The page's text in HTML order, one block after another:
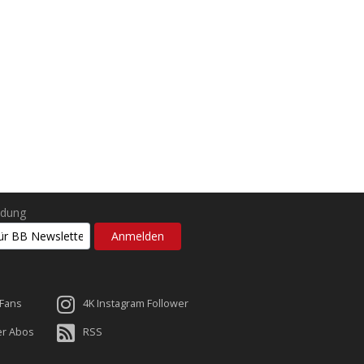
4K Instagram Follower
Abos RSS